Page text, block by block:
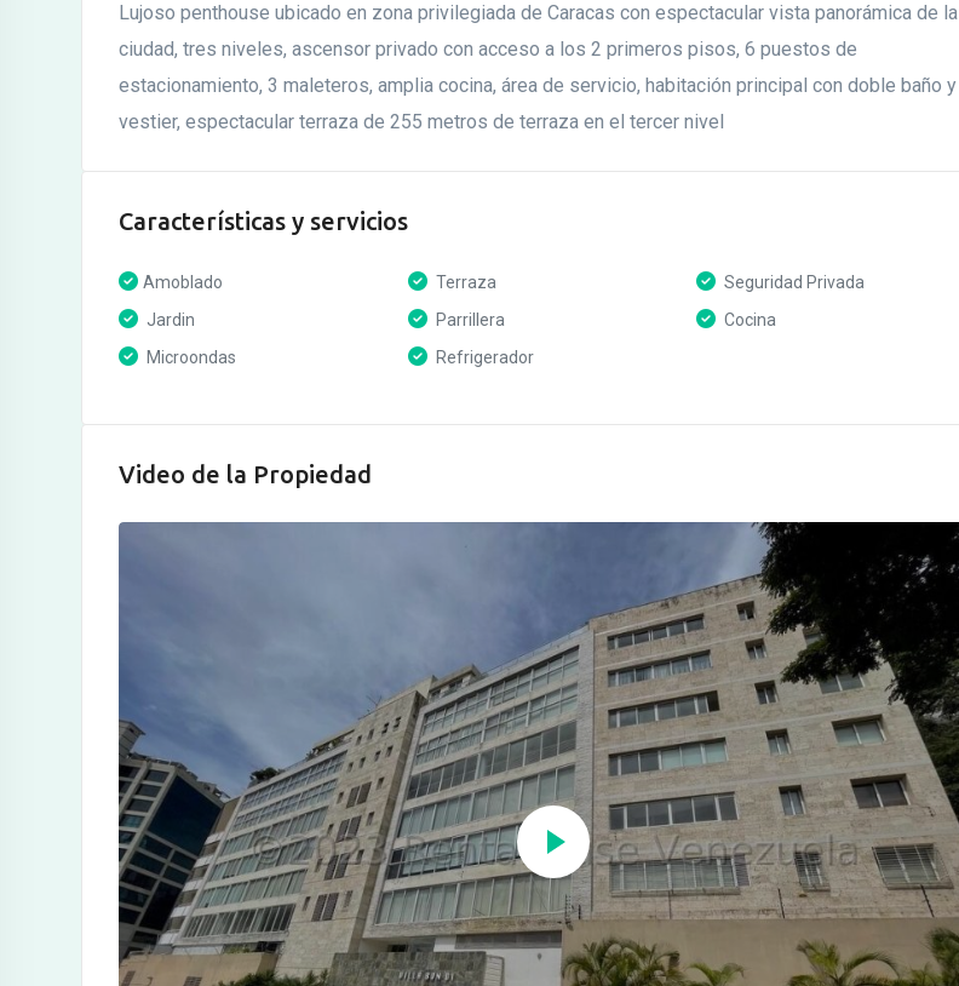
Lujoso penthouse ubicado en zona privilegiada de Caracas con espectacular vista panorámica de la
ciudad, tres niveles, ascensor privado con acceso a los 2 primeros pisos, 6 puestos de
estacionamiento, 3 maleteros, amplia cocina, área de servicio, habitación principal con doble baño y
vestier, espectacular terraza de 255 metros de terraza en el tercer nivel
Características y servicios
Amoblado Terraza
Seguridad Privada
Jardin
Parrillera
Cocina
Microondas
Refrigerador
Video de la Propiedad